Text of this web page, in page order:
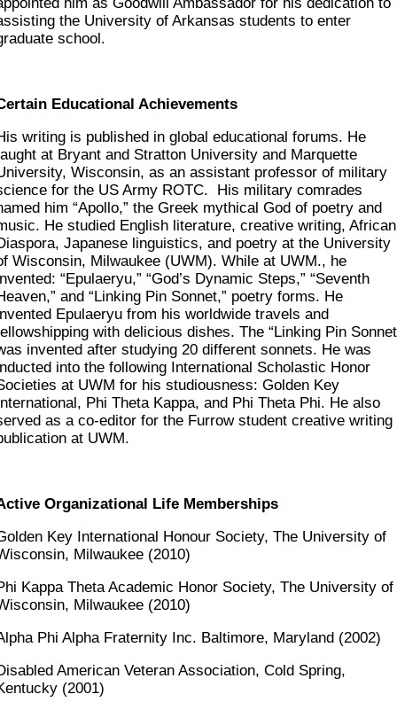
the University of Arkansas students to enter
school.
Educational Achievements
writing is published in global educational forums. He
at Bryant and Stratton University and Marquette
Wisconsin, as an assistant professor of military
for the US Army ROTC. His military comrades
him “Apollo,” the Greek mythical God of poetry and
He studied English literature, creative writing, African
Japanese linguistics, and poetry at the University
Wisconsin, Milwaukee (UWM). While at UWM., he
“Epulaeryu,” “God’s Dynamic Steps,” “Seventh
and “Linking Pin Sonnet,” poetry forms. He
Epulaeryu from his worldwide travels and
with delicious dishes. The “Linking Pin
invented after studying 20 different sonnets. He was
into the following International Scholastic Honor
at UWM for his studiousness: Golden Key
Phi Theta Kappa, and Phi Theta Phi. He also
as a co-editor for the Furrow student creative writing
at UWM.
Organizational Life Memberships
Key International Honour Society, The University of
Milwaukee (2010)
Kappa Theta Academic Honor Society, The University of
Milwaukee (2010)
Phi Alpha Fraternity Inc. Baltimore, Maryland (2002)
American Veteran Association, Cold Spring,
(2001)